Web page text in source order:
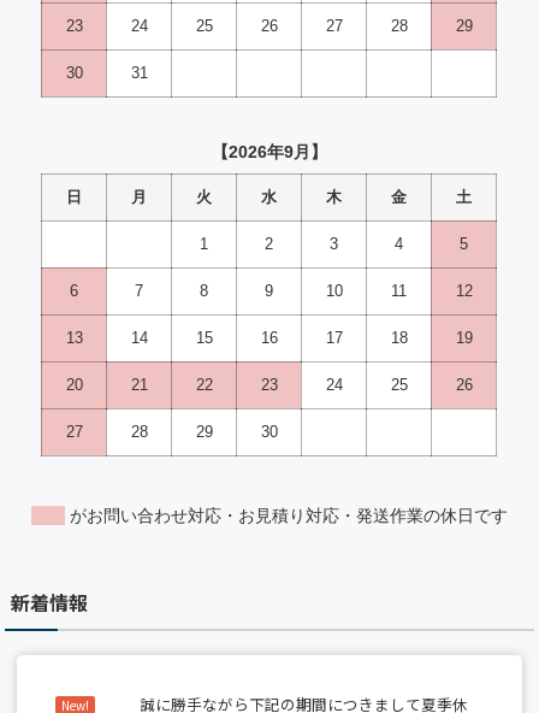
新着情報
New!
誠に勝手ながら下記の期間につきまして夏季休